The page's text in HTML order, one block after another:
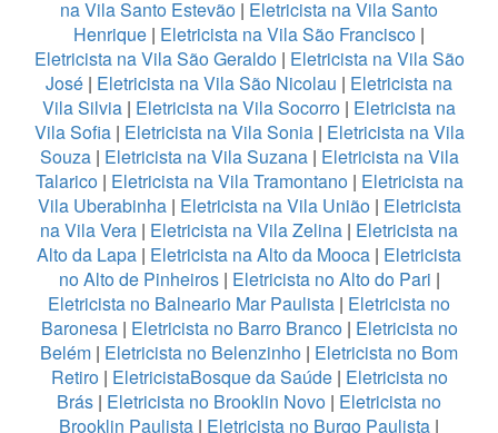
na Vila Santo Estevão | Eletricista na Vila Santo
Henrique | Eletricista na Vila São Francisco |
Eletricista na Vila São Geraldo| Eletricista na Vila São
José | Eletricista na Vila São Nicolau | Eletricista na
Vila Silvia | Eletricista na Vila Socorro | Eletricista na
Vila Sofia| Eletricista na Vila Sonia| Eletricista na Vila
Souza| Eletricista na Vila Suzana| Eletricista na Vila
Talarico| Eletricista na Vila Tramontano| Eletricista na
Vila Uberabinha| Eletricista na Vila União| Eletricista
na Vila Vera | Eletricista na Vila Zelina | Eletricista na
Alto da Lapa | Eletricista na Alto da Mooca | Eletricista
no Alto de Pinheiros| Eletricista no Alto do Pari |
Eletricista no Balneario Mar Paulista | Eletricista no
Baronesa| Eletricista no Barro Branco| Eletricista no
Belém | Eletricista no Belenzinho | Eletricista no Bom
Retiro| EletricistaBosque da Saúde| Eletricista no
Brás | Eletricista no Brooklin Novo | Eletricista no
Brooklin Paulista | Eletricista no Burgo Paulista |